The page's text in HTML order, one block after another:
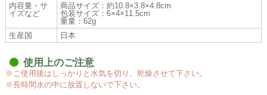
内容量・サ
イズなど
商品サイズ：約10.8×3.8×4.8cm
包装サイズ：6×4×11.5cm
重量：62g
生産国
日本
使用上のご注意
※ご使用後はしっかりと水気を切り、乾燥させて下さい。
※長時間水の中に放置しないで下さい。